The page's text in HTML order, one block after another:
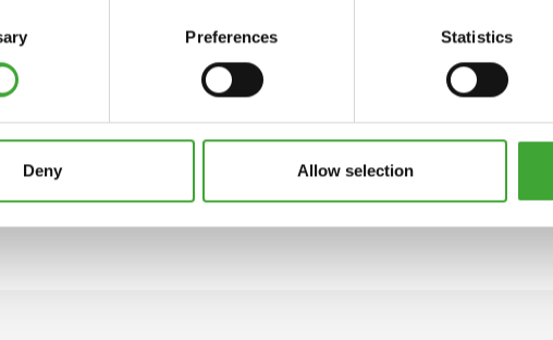
Preferences Statistics
Deny Allow selection
BUITENSHUIS
WILT U GEBRUIKEN?